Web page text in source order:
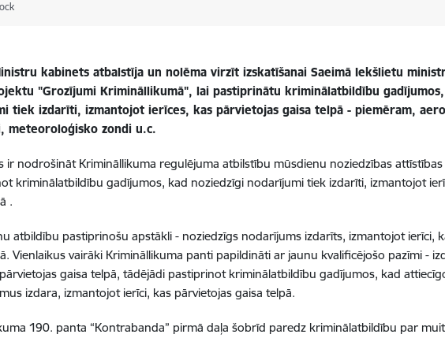
kabinets atbalstīja un nolēma virzīt izskatīšanai Saeimā Iekšlietu
"Grozījumi Krimināllikumā", lai pastiprinātu kriminālatbildību gadījumos,
tiek izdarīti, izmantojot ierīces, kas pārvietojas gaisa telpā - piemēram,
meteoroloģisko zondi u.c.
ir nodrošināt Krimināllikuma regulējuma atbilstību mūsdienu noziedzības attīstības
kriminālatbildību gadījumos, kad noziedzīgi nodarījumi tiek izdarīti, izmantojot
.
atbildību pastiprinošu apstākli - noziedzīgs nodarījums izdarīts, izmantojot ierīci,
Vienlaikus vairāki Krimināllikuma panti papildināti ar jaunu kvalificējošo pazīmi -
gaisa telpā, tādējādi pastiprinot kriminālatbildību gadījumos, kad
izdara, izmantojot ierīci, kas pārvietojas gaisa telpā.
190. panta “Kontrabanda” pirmā daļa šobrīd paredz kriminālatbildību par